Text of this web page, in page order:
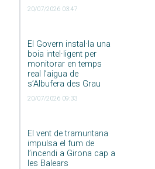
20/07/2026 03:47
El Govern instal·la una
boia intel·ligent per
monitorar en temps
real l’aigua de
s’Albufera des Grau
20/07/2026 09:33
El vent de tramuntana
impulsa el fum de
l’incendi a Girona cap a
les Balears